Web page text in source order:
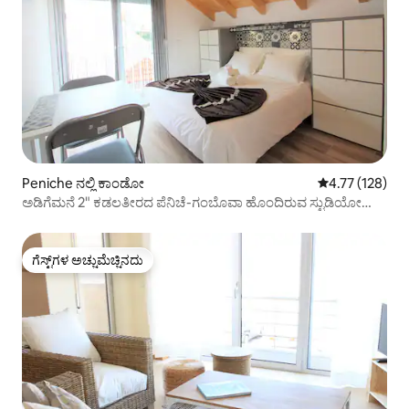
Peniche ನಲ್ಲಿ ಕಾಂಡೋ 5 ರಲ್ಲಿ 4.77
4.77 (128)
ಅಡಿಗೆಮನೆ 2" ಕಡಲತೀರದ ಪೆನಿಚೆ-ಗಂಬೊವಾ ಹೊಂದಿರುವ ಸ್ಟುಡಿಯೋ
ಗೆಸ್ಟ್‌ಗಳ ಅಚ್ಚುಮೆಚ್ಚಿನದು
ಗೆಸ್ಟ್‌ಗಳ ಅಚ್ಚುಮೆಚ್ಚಿನದು